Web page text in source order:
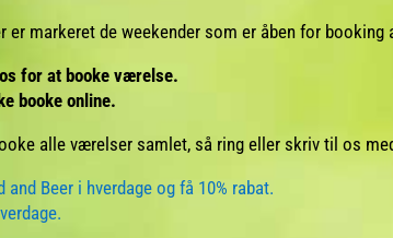
er markeret de weekender som er åben for
for at booke værelse.
booke online.
alle værelser samlet, så ring eller skriv til os
and Beer i hverdage og få 10% rabat.